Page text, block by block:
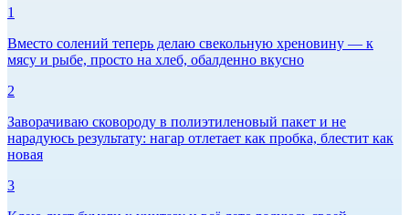
1
Вместо солений теперь делаю свекольную хреновину — к
мясу и рыбе, просто на хлеб, обалденно вкусно
2
Заворачиваю сковороду в полиэтиленовый пакет и не
нарадуюсь результату: нагар отлетает как пробка, блестит как
новая
3